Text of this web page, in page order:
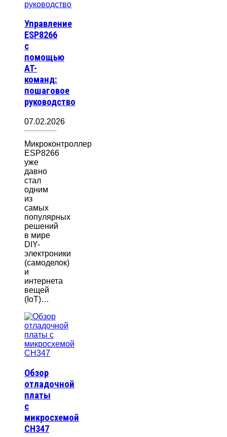
Управление
ESP8266
с
помощью
AT-
команд:
пошаговое
руководство
07.02.2026
Микроконтроллер
ESP8266
уже
давно
стал
одним
из
самых
популярных
решений
в мире
DIY-
электроники
(самоделок)
и
интернета
вещей
(IoT)…
Обзор
отладочной
платы
с
микросхемой
CH347